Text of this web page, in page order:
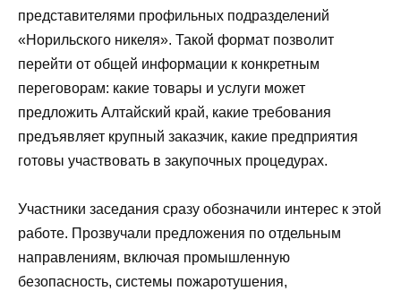
представителями профильных подразделений
«Норильского никеля». Такой формат позволит
перейти от общей информации к конкретным
переговорам: какие товары и услуги может
предложить Алтайский край, какие требования
предъявляет крупный заказчик, какие предприятия
готовы участвовать в закупочных процедурах.
Участники заседания сразу обозначили интерес к этой
работе. Прозвучали предложения по отдельным
направлениям, включая промышленную
безопасность, системы пожаротушения,